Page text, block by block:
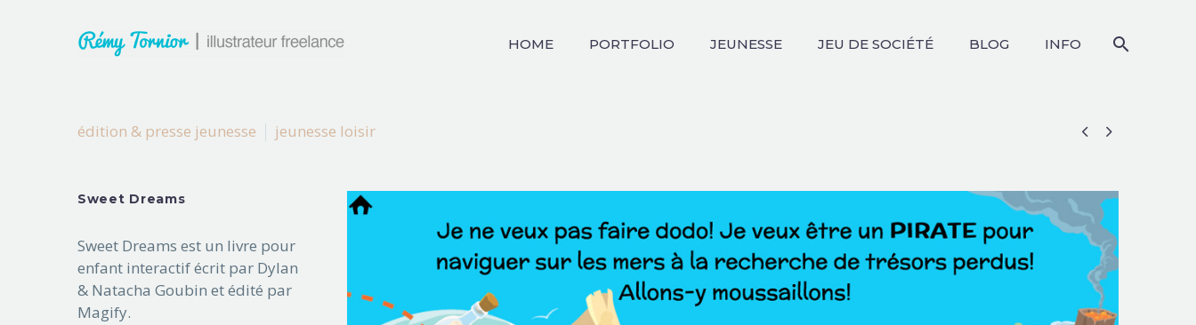
HOME PORTFOLIO JEUNESSE JEU DE SOCIÉTÉ BLOG INFO
 
édition & presse jeunesse jeunesse loisir
Sweet Dreams
Sweet Dreams est un livre pour
enfant interactif écrit par Dylan
& Natacha Goubin et édité par
Magify.